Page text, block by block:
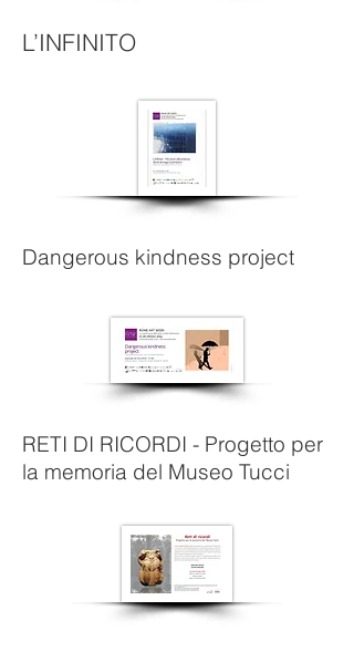
L’INFINITO
Dangerous kindness project
RETI DI RICORDI - Progetto per
la memoria del Museo Tucci